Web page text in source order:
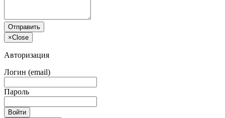
Отправить
×Close
Авторизация
Логин (email)
Пароль
Войти